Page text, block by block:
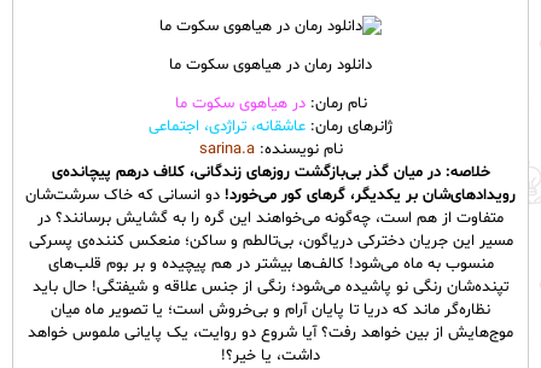
دانلود رمان در هیاهوی سکوت ما
نام رمان:در هیاهوی سکوت ما
ژانرهای رمان: عاشقانه، تراژدی، اجتماعی
نام نویسنده:sarina.a
خلاصه: در میان گذر بی‌بازگشت روزهای زندگانی، کلاف درهم پیچانده‌ی
رویدادهای‌شان بر یکدیگر، گرهای کور می‌خورد! دو انسانی که خاک سرشت‌شان
متفاوت از هم است، چه‌گونه می‌خواهند این گره را به گشایش برسانند؟ در
مسیر این جریان دخترکی دریاگون، بی‌تالطم و ساکن؛ منعکس کننده‌ی پسرکی
منسوب به ماه می‌شود! کالف‌ها بیشتر در هم پیچیده و بر بوم قلب‌های
تپنده‌شان رنگی نو پاشیده می‌شود؛ رنگی از جنس علاقه و شیفتگی! حال باید
نظاره‌گر ماند که دریا تا پایان آرام و بی‌خروش است؛ یا تصویر ماه میان
موج‌هایش از بین خواهد رفت؟ آیا شروع دو روایت، یک پایانی ملموس خواهد
داشت، یا خیر؟!